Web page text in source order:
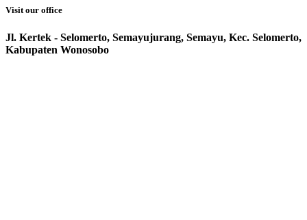
Visit our office
Jl. Kertek - Selomerto, Semayujurang, Semayu, Kec. Selomerto,
Kabupaten Wonosobo